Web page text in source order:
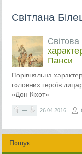
Світлана
Світова
Панси
Порівняльна
головних героїв
«Дон Кіхот»
— 26.04.2016
Пошук